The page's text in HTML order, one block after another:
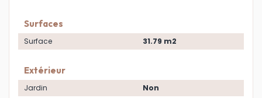
Surfaces
Surface 31.79 m2
Extérieur
Jardin
Non